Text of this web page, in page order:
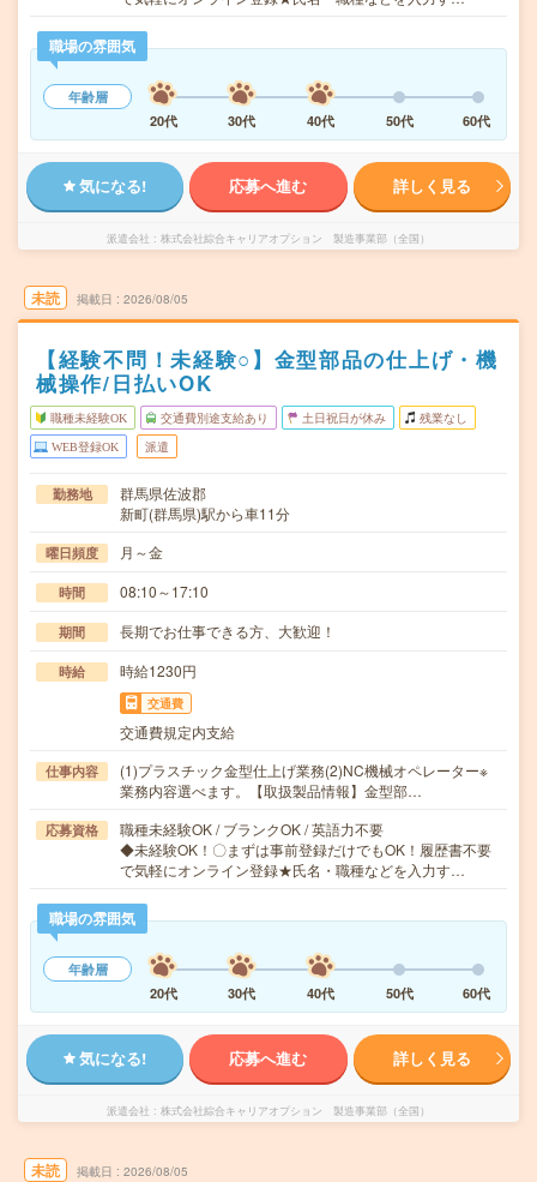
職場の雰囲気
年齢層
20代
30代 40代 50代 60代
気になる! 応募へ進む 詳しく見る
派遣会社 株式会社綜合キャリアオプション 製造事業部（全国）
未読 掲載日 2026/08/05
【経験不問！未経験○】金型部品の仕上げ・機
械操作/日払いOK
職種未経験OK 交通費別途支給あり 土日祝日が休み 残業なし
WEB登録OK 派遣
勤務地
群馬県佐波郡
新町(群馬県)駅から車11分
曜日頻度 月～金
時間 08:10～17:10
期間 長期でお仕事できる方、大歓迎！
時給 時給1230円
交通費
交通費規定内支給
仕事内容
(1)プラスチック金型仕上げ業務(2)NC機械オペレーター※
業務内容選べます。【取扱製品情報】金型部…
応募資格
職種未経験OK / ブランクOK / 英語力不要
◆未経験OK！〇まずは事前登録だけでもOK！履歴書不要
で気軽にオンライン登録★氏名・職種などを入力す…
職場の雰囲気
年齢層
20代
30代 40代 50代 60代
気になる! 応募へ進む 詳しく見る
派遣会社 株式会社綜合キャリアオプション 製造事業部（全国）
未読 掲載日 2026/08/05